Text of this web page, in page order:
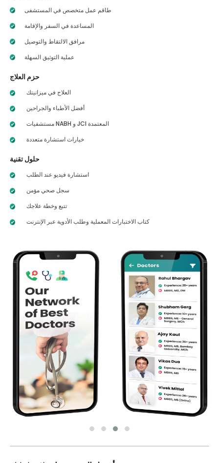
طاقم عمل متخصص في المستشفى
المساعدة في السفر والإقامة
مرافق الالتقاط والتوصيل
عملية التوثيق السهلة
حزم العلاج
العلاج في ميزانيتك
أفضل الأطباء والجراحين
مستشفيات NABH و JCI المعتمدة
خيارات استشارة متعددة
حلول تقنية
استشارة فيديو عند الطلب
سجل صحي مؤمن
تتبع وخطة علاجك
كتاب الاختبارات المعملية وطلب الأدوية عبر الإنترنت